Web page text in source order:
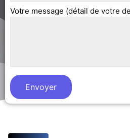
Votre message (détail de votre